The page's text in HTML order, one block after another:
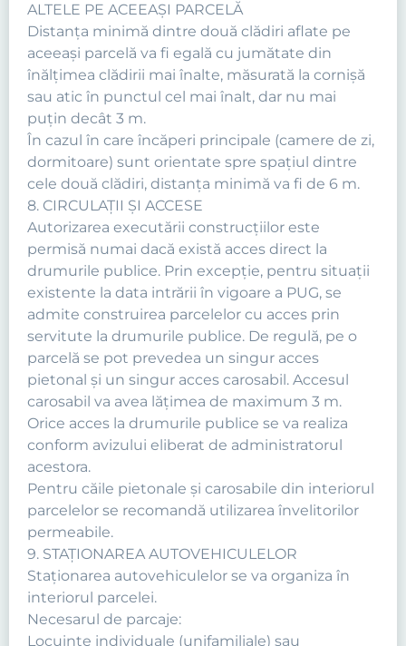
ALTELE PE ACEEAŞI PARCELĂ
Distanţa minimă dintre două clădiri aflate pe
aceeaşi parcelă va fi egală cu jumătate din
înălţimea clădirii mai înalte, măsurată la cornişă
sau atic în punctul cel mai înalt, dar nu mai
puţin decât 3 m.
În cazul în care încăperi principale (camere de zi,
dormitoare) sunt orientate spre spaţiul dintre
cele două clădiri, distanţa minimă va fi de 6 m.
8. CIRCULAŢII ŞI ACCESE
Autorizarea executării construcţiilor este
permisă numai dacă există acces direct la
drumurile publice. Prin excepţie, pentru situaţii
existente la data intrării în vigoare a PUG, se
admite construirea parcelelor cu acces prin
servitute la drumurile publice. De regulă, pe o
parcelă se pot prevedea un singur acces
pietonal şi un singur acces carosabil. Accesul
carosabil va avea lăţimea de maximum 3 m.
Orice acces la drumurile publice se va realiza
conform avizului eliberat de administratorul
acestora.
Pentru căile pietonale şi carosabile din interiorul
parcelelor se recomandă utilizarea învelitorilor
permeabile.
9. STAŢIONAREA AUTOVEHICULELOR
Staţionarea autovehiculelor se va organiza în
interiorul parcelei.
Necesarul de parcaje:
Locuinţe individuale (unifamiliale) sau